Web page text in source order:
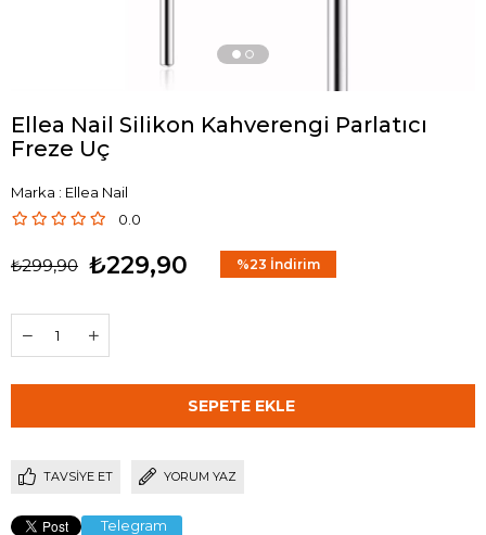
Ellea Nail Silikon Kahverengi Parlatıcı
Freze Uç
Marka : Ellea Nail
0.0
₺299,90 ₺229,90 %23 İndirim
TAVSIYE ET YORUM YAZ
Telegram